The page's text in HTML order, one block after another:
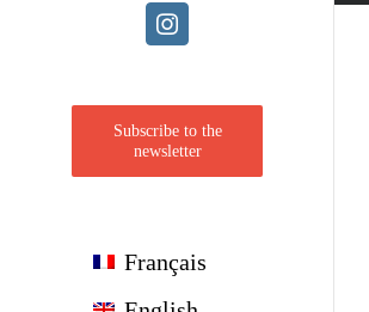
Instagram
Subscribe to the
newsletter
Français